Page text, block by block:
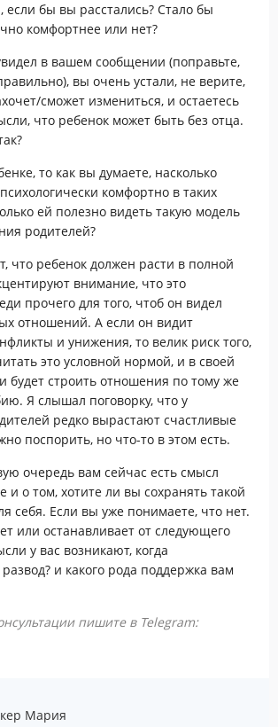
бы вы расстались? Стало бы
комфортнее или нет?
в вашем сообщении (поправьте,
вы очень устали, не верите,
сможет измениться, и остаетесь
что ребенок может быть без отца.
то как вы думаете, насколько
комфортно в таких
ей полезно видеть такую модель
родителей?
что ребенок должен расти в полной
внимание, что это
прочего для того, чтоб он видел
отношений. А если он видит
и унижения, то велик риск того,
это условной нормой, и в своей
будет строить отношения по тому же
Я слышал поговорку, что у
редко вырастают счастливые
поспорить, но что-то в этом есть.
очередь вам сейчас есть смысл
и о том, хотите ли вы сохранять такой
себя. Если вы уже понимаете, что нет.
или останавливает от следующего
у вас возникают, когда
и какого рода поддержка вам
пишите в Telegram:
Мария